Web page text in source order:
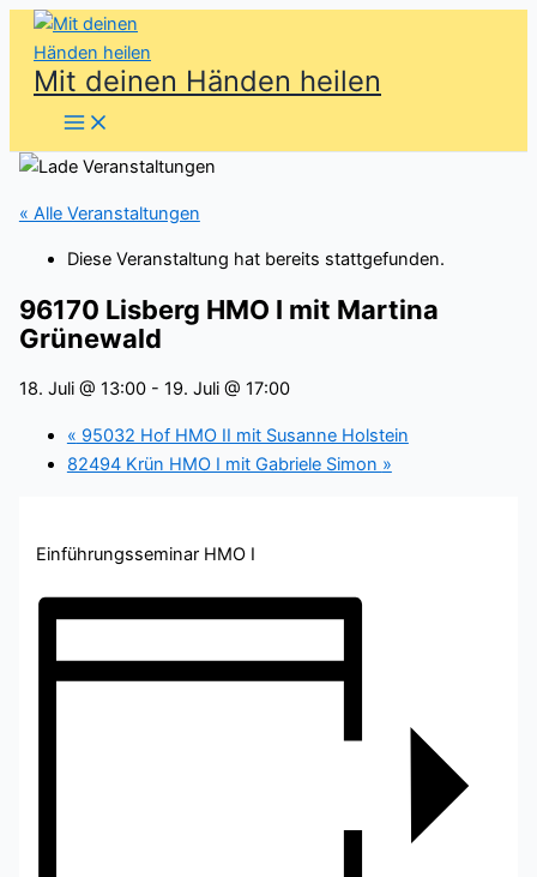
Zum
Inhalt
springen
Mit deinen Händen heilen
« Alle Veranstaltungen
Diese Veranstaltung hat bereits stattgefunden.
96170 Lisberg HMO I mit Martina
Grünewald
18. Juli @ 13:00- 19. Juli @ 17:00
« 95032 Hof HMO II mit Susanne Holstein
82494 Krün HMO I mit Gabriele Simon »
Einführungsseminar HMO I